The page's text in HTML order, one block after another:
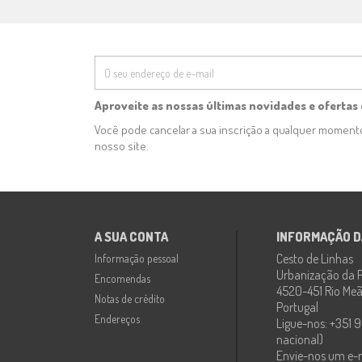
Aproveite as nossas últimas novidades e ofertas
Você pode cancelar a sua inscrição a qualquer
nosso site.
A SUA CONTA
Informação pessoal
Encomendas
Notas de crédito
Endereços
INFORMAÇÃO
Cesto de Linhas
Urbanização da
4520-451 Rio
Portugal
Ligue-nos: +351
nacional)
Envie-nos um